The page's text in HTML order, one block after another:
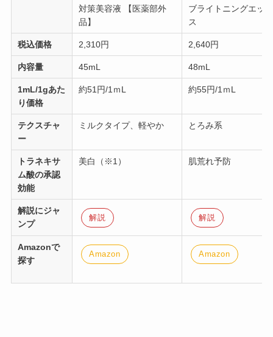
税込価格 2,310円 2,640円
内容量 45mL 48mL
1mL/1gあた
り価格
約51円/1ｍL 約55円/1ｍL
テクスチャ
ー
ミルクタイプ、軽やか とろみ系
トラネキサ
ム酸の承認
効能
美白（※1） 肌荒れ予防
解説にジャ
ンプ
解説 解説
Amazonで
探す
Amazon Amazon